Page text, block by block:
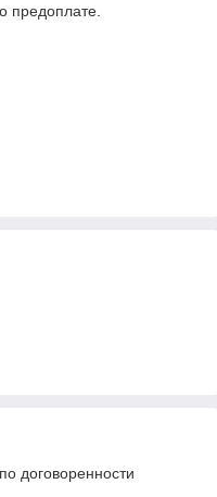
предоплате.
договоренности